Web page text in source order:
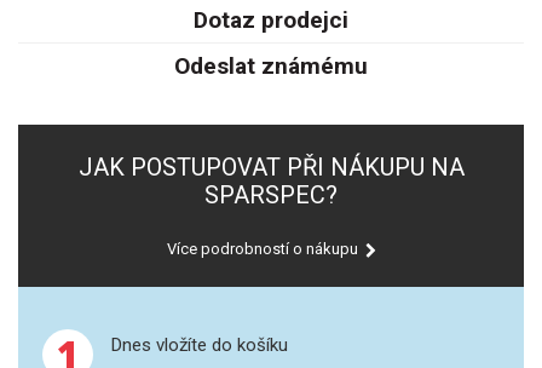
SPEKTROFOTOMETRY
OTEVŘENÝ ROZKLAD
MIKROVLNNÝ ROZKLAD
REAKČNÍ AUTOKLÁVY
Dotaz prodejci
Odeslat známému
JAK POSTUPOVAT PŘI NÁKUPU NA
SPARSPEC?
Více podrobností o nákupu
1 Dnes vložíte do košíku